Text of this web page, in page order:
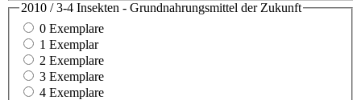
2010 / 3-4 Insekten - Grundnahrungsmittel der Zukunft
0 Exemplare
1 Exemplar
2 Exemplare
3 Exemplare
4 Exemplare